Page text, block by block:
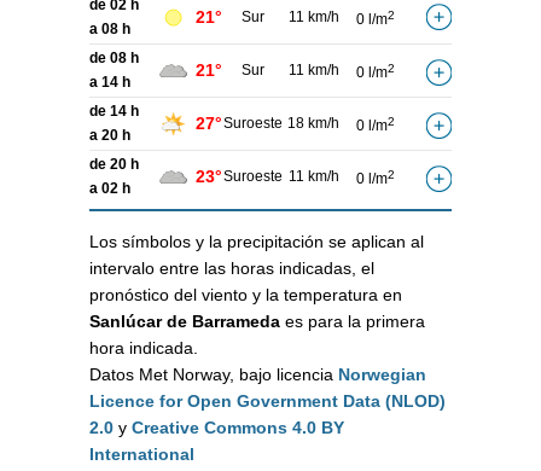
de 02 h
a 08 h
21° Sur 11 km/h 0 l/m2
de 08 h
a 14 h
21° Sur 11 km/h 0 l/m2
de 14 h
a 20 h
27°Suroeste 18 km/h 0 l/m2
de 20 h
a 02 h
23°Suroeste 11 km/h 0 l/m2
Los símbolos y la precipitación se aplican al
intervalo entre las horas indicadas, el
pronóstico del viento y la temperatura en
Sanlúcar de Barrameda es para la primera
hora indicada.
Datos Met Norway, bajo licencia Norwegian
Licence for Open Government Data (NLOD)
2.0 y Creative Commons 4.0 BY
International